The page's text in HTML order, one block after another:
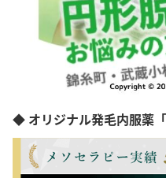
◆ オリジナル発毛内服薬